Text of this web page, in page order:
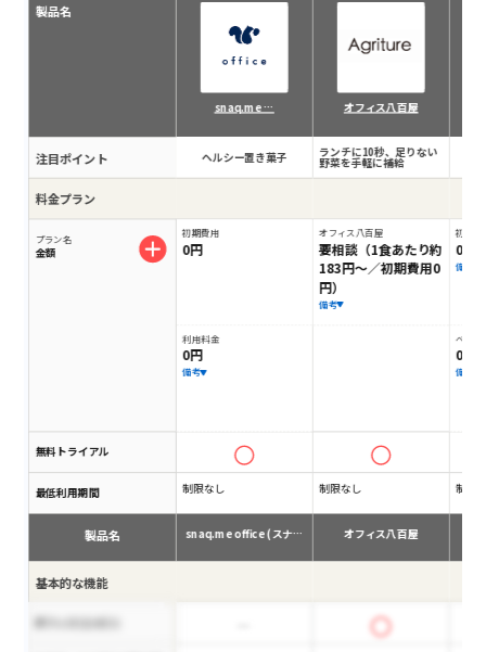
製品名
注目ポイント
料金プラン
プラン名
金額
無料トライアル
最低利用期間
製品名
基本的な機能
オフィスコンビニ
snaq.me …
ヘルシー置き菓子
初期費用
0円
利用料金
0円
備考
制限なし
snaq.me office (スナ…
オフィス八百屋
ランチに10秒、足りない
野菜を手軽に補給
オフィス八百屋
要相談（1食あたり約
183円〜／初期費用0
円）
備考
制限なし
オフィス八百屋
初期費
0円
備考
ベーシ
0円
備考
制限